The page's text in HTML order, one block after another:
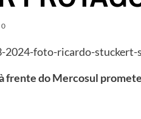
0
frente do Mercosul